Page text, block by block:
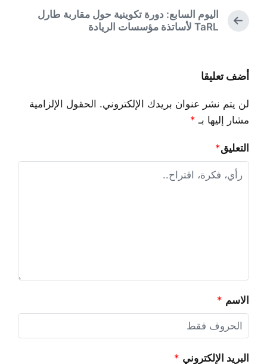
اليوم السابع: دورة تكوينية حول مقاربة طارل
TaRL لأساتذة مؤسسات الريادة
أضف تعليقا
لن يتم نشر عنوان بريدك الإلكتروني. الحقول الإلزامية
مشار إليها بـ *
التعليق*
الاسم *
البريد الإلكتروني *